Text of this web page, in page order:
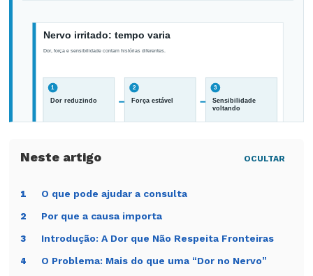
se recuperou.
OCULTAR
1 O que pode ajudar a consulta
2 Por que a causa importa
3 Introdução: A Dor que Não Respeita Fronteiras
4 O Problema: Mais do que uma “Dor no Nervo”